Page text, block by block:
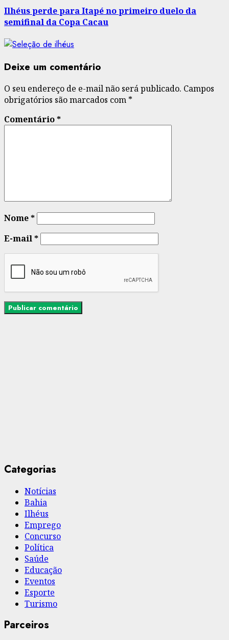
Ilhéus perde para Itapé no primeiro duelo da
semifinal da Copa Cacau
Deixe um comentário
O seu endereço de e-mail não será publicado. Campos
obrigatórios são marcados com *
Comentário*
Nome*
E-mail*
Categorias
Notícias
Bahia
Ilhéus
Emprego
Concurso
Política
Saúde
Educação
Eventos
Esporte
Turismo
Parceiros